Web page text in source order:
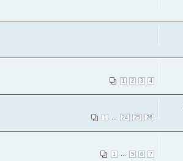
1 2 3 4
1 24 25 26
1 5 6 7